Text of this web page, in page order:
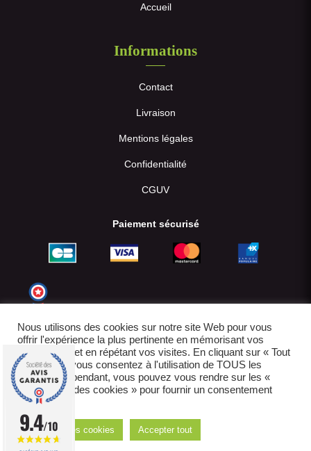
Accueil
Informations
Contact
Livraison
Mentions légales
Confidentialité
CGUV
Paiement sécurisé
E-boutique créée par IDCOMWEB avec
Nous utilisons des cookies sur notre site Web pour vous
offrir l'expérience la plus pertinente en mémorisant vos
préférences et en répétant vos visites. En cliquant sur « Tout
accepter », vous consentez à l'utilisation de TOUS les
cookies. Cependant, vous pouvez vous rendre sur les «
Paramètres des cookies » pour fournir un consentement
contrôlé.
Réglages des cookies Accepter tout
9.4/10